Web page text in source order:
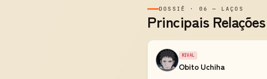
DOSSIÊ · 06 — LAÇOS
Principais
RIVAL
Obito Uchiha